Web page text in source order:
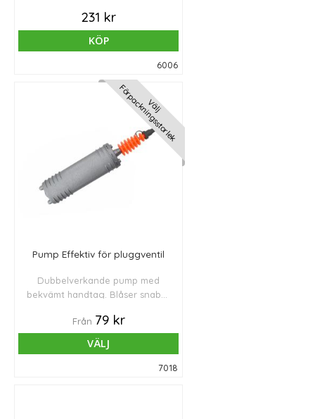
231 kr
KÖP
6006
Välj
Förpackningsstorlek
Pump Effektiv för pluggventil
Dubbelverkande pump med
bekvämt handtag. Blåser snabbt
och balansprodukter (upp till Ø
75 cm).
Från 79 kr
VÄLJ
7018